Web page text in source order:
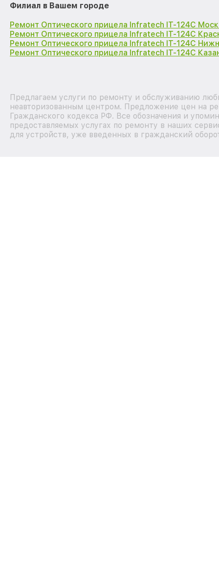
Филиал в Вашем городе
Ремонт Оптического прицела Infratech IT-124C
Ремонт Оптического прицела Infratech IT-124C
Ремонт Оптического прицела Infratech IT-124C
Ремонт Оптического прицела Infratech IT-124C
Предлагаем услуги по ремонту и обслуживанию
неавторизованным центром. Предложение цен на
Гражданского кодекса РФ. Все обозначения и
предоставляемых услугах по ремонту в наших
для устройств, уже введенных в гражданский